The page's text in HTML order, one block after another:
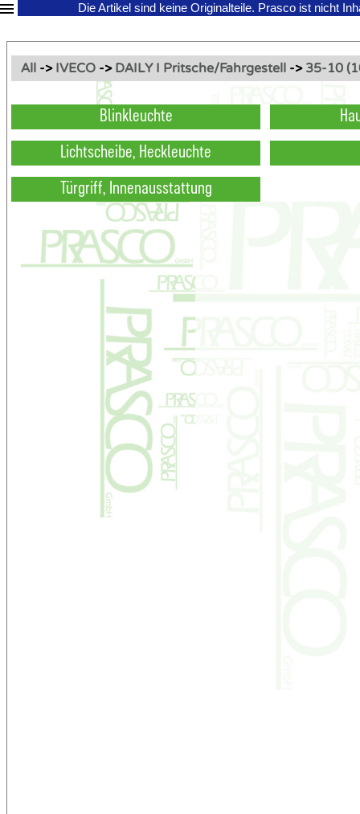
Die Artikel sind keine Originalteile. Prasco ist nicht
All -> IVECO -> DAILY I Pritsche/Fahrgestell -> 35-10
Blinkleuchte
Lichtscheibe, Heckleuchte
Türgriff, Innenausstattung